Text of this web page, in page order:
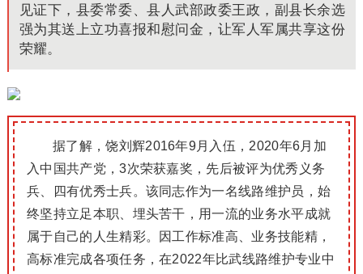
见证下，县委常委、县人武部政委王政，副县长余选
强为其送上立功喜报和慰问金，让军人军属共享这份
荣耀。
据了解，饶刘辉2016年9月入伍，2020年6月加
入中国共产党，3次荣获嘉奖，先后被评为优秀义务
兵、四有优秀士兵。该同志作为一名线路维护员，始
终坚持立足本职、埋头苦干，用一流的业务水平成就
属于自己的人生精彩。因工作标准高、业务技能精，
高标准完成各项任务，在2022年比武线路维护专业中